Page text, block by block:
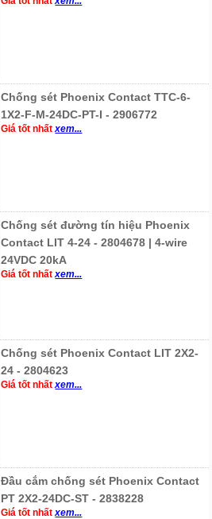
Chống sét Phoenix Contact TTC-6-
1X2-F-M-24DC-PT-I - 2906772
Giá tốt nhấtxem...
Chống sét đường tín hiệu Phoenix
Contact LIT 4-24 - 2804678 | 4-wire
24VDC 20kA
Giá tốt nhấtxem...
Chống sét Phoenix Contact LIT 2X2-
24 - 2804623
Giá tốt nhấtxem...
Đầu cắm chống sét Phoenix Contact
PT 2X2-24DC-ST - 2838228
Giá tốt nhấtxem...